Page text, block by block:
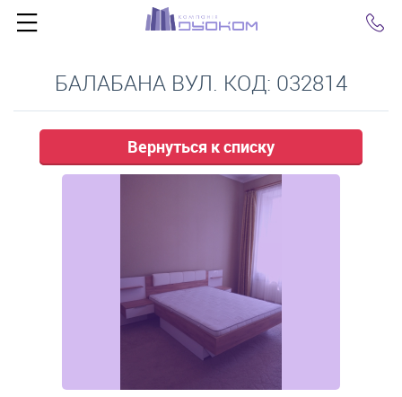
БАЛАБАНА ВУЛ. КОД: 032814
Вернуться к списку